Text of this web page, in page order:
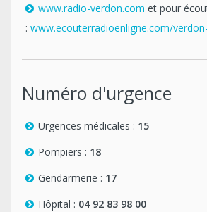
www.radio-verdon.com et pour
: www.ecouterradioenligne.com/
Numéro d'urgence
Urgences médicales : 15
Pompiers : 18
Gendarmerie : 17
Hôpital : 04 92 83 98 00